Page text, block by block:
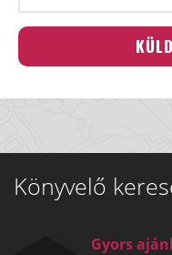
Könyvelő
Gyors